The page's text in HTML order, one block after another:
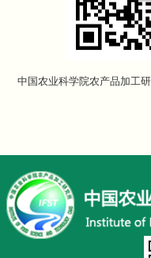
中国农业科学院农产品加工